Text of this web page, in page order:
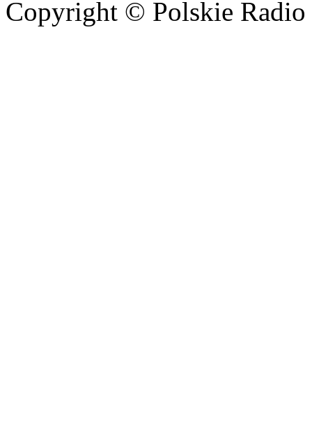
Copyright © Polskie